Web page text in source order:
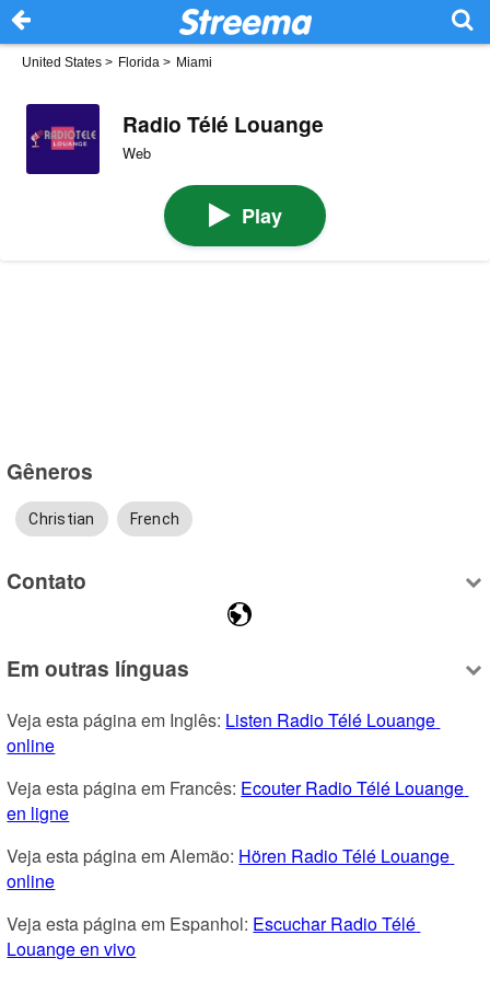
United States > Florida > Miami
Radio Télé Louange
Web
Play
Gêneros
Christian French
Contato
Em outras línguas
Veja esta página em Inglês: Listen Radio Télé Louange
online
Veja esta página em Francês: Ecouter Radio Télé Louange
en ligne
Veja esta página em Alemão: Hören Radio Télé Louange
online
Veja esta página em Espanhol: Escuchar Radio Télé
Louange en vivo